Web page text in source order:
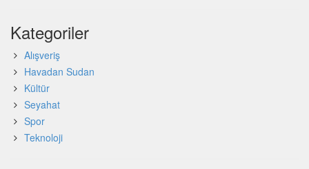
Kategoriler
Alışveriş
Havadan Sudan
Kültür
Seyahat
Spor
Teknoloji